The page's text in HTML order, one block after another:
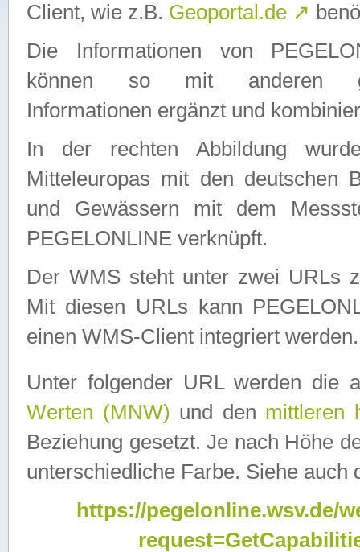
Client, wie z.B. Geoportal.de ↗
Die Informationen von
können so mit anderen
Informationen ergänzt und
In der rechten Abbildung
Mitteleuropas mit den deutschen
und Gewässern mit dem
PEGELONLINE verknüpft.
Der WMS steht unter zwei URLs
Mit diesen URLs kann
einen WMS-Client integriert werden.
Unter folgender URL werden die
Werten (MNW) und den mittleren
Beziehung gesetzt. Je nach Höhe
unterschiedliche Farbe. Siehe auch
https://pegelonline.wsv.de/